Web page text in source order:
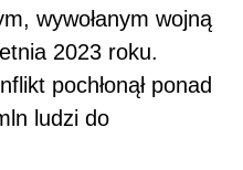
wywołanym wojną
2023 roku.
pochłonął ponad
ludzi do